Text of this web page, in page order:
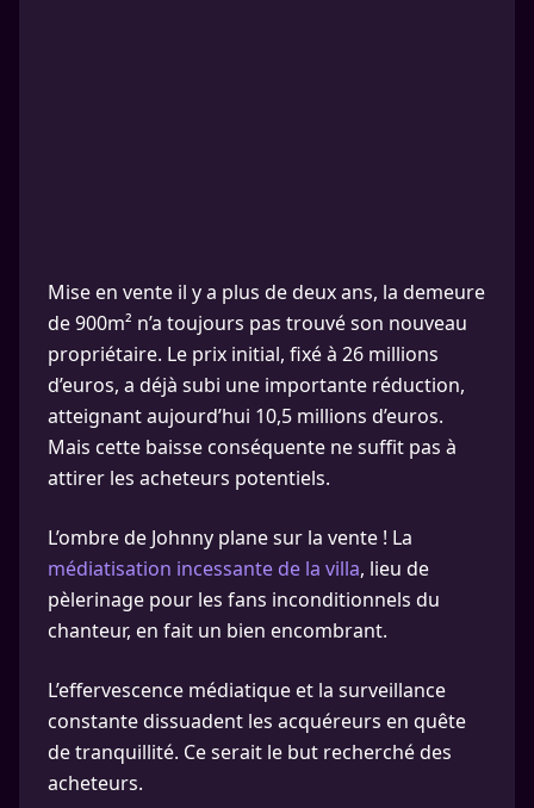
Mise en vente il y a plus de deux ans, la demeure
de 900m² n’a toujours pas trouvé son nouveau
propriétaire. Le prix initial, fixé à 26 millions
d’euros, a déjà subi une importante réduction,
atteignant aujourd’hui 10,5 millions d’euros.
Mais cette baisse conséquente ne suffit pas à
attirer les acheteurs potentiels.
L’ombre de Johnny plane sur la vente ! La
médiatisation incessante de la villa, lieu de
pèlerinage pour les fans inconditionnels du
chanteur, en fait un bien encombrant.
L’effervescence médiatique et la surveillance
constante dissuadent les acquéreurs en quête
de tranquillité. Ce serait le but recherché des
acheteurs.